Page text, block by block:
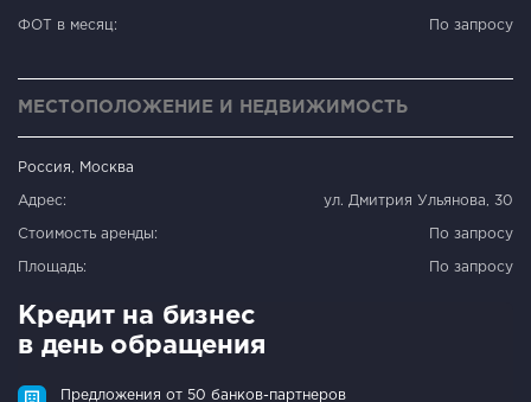
ФОТ в месяц: По запросу
МЕСТОПОЛОЖЕНИЕ И НЕДВИЖИМОСТЬ
Россия, Москва
Адрес: ул. Дмитрия Ульянова, 30
Стоимость аренды: По запросу
Площадь: По запросу
Кредит на бизнес
в день обращения
Предложения от 50 банков-партнеров